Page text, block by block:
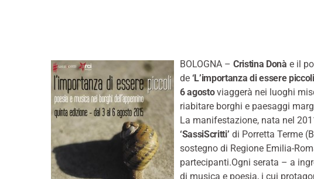
BOLOGNA – Cristina Donà e il
de ‘L’importanza di essere
6 agostoviaggerà nei luoghi
riabitare borghi e paesaggi
La manifestazione, nata nel
‘SassiScritti’ di Porretta Terme
sostegno di Regione Emilia-
partecipanti.Ogni serata – a
di musica e poesia, i cui